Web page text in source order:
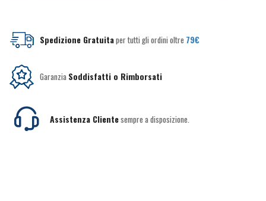
Spedizione Gratuitaper tutti gli ordini oltre 79€
Garanzia Soddisfatti o Rimborsati
Assistenza Clientesempre a disposizione.